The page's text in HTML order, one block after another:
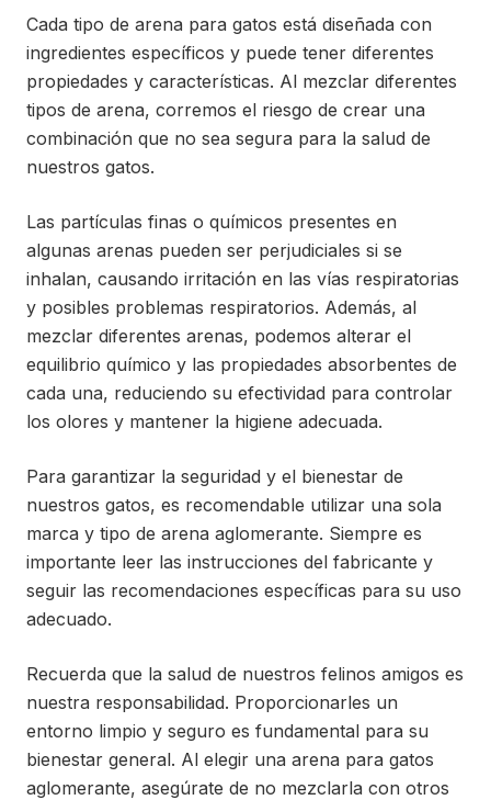
Cada tipo de arena para gatos está diseñada con
ingredientes específicos y puede tener diferentes
propiedades y características. Al mezclar diferentes
tipos de arena, corremos el riesgo de crear una
combinación que no sea segura para la salud de
nuestros gatos.
Las partículas finas o químicos presentes en
algunas arenas pueden ser perjudiciales si se
inhalan, causando irritación en las vías respiratorias
y posibles problemas respiratorios. Además, al
mezclar diferentes arenas, podemos alterar el
equilibrio químico y las propiedades absorbentes de
cada una, reduciendo su efectividad para controlar
los olores y mantener la higiene adecuada.
Para garantizar la seguridad y el bienestar de
nuestros gatos, es recomendable utilizar una sola
marca y tipo de arena aglomerante. Siempre es
importante leer las instrucciones del fabricante y
seguir las recomendaciones específicas para su uso
adecuado.
Recuerda que la salud de nuestros felinos amigos es
nuestra responsabilidad. Proporcionarles un
entorno limpio y seguro es fundamental para su
bienestar general. Al elegir una arena para gatos
aglomerante, asegúrate de no mezclarla con otros